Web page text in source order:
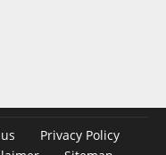
Privacy Policy